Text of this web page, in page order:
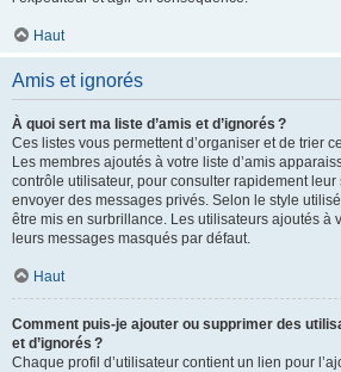
Haut
Amis et ignorés
À quoi sert ma liste d’amis et d’ignorés ?
Ces listes vous permettent d’organiser et de trier
Les membres ajoutés à votre liste d’amis
contrôle utilisateur, pour consulter rapidement
envoyer des messages privés. Selon le style
être mis en surbrillance. Les utilisateurs ajoutés à
leurs messages masqués par défaut.
Haut
Comment puis-je ajouter ou supprimer des
et d’ignorés ?
Chaque profil d’utilisateur contient un lien pour